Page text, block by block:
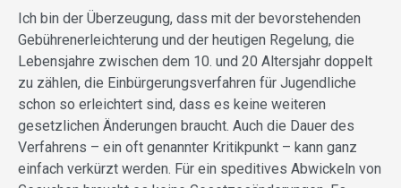
Ich bin der Überzeugung, dass mit der bevorstehenden
Gebührenerleichterung und der heutigen Regelung, die
Lebensjahre zwischen dem 10. und 20 Altersjahr doppelt
zu zählen, die Einbürgerungsverfahren für Jugendliche
schon so erleichtert sind, dass es keine weiteren
gesetzlichen Änderungen braucht. Auch die Dauer des
Verfahrens – ein oft genannter Kritikpunkt – kann ganz
einfach verkürzt werden. Für ein speditives Abwickeln von